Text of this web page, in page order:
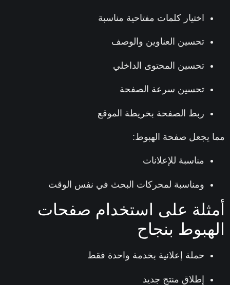
اختيار كلمات مفتاحية مناسبة
تحسين العناوين والوصف
تحسين المحتوى الداخلي
تحسين سرعة الصفحة
ربط الصفحة بخريطة الموقع
يجعل صفحة الهبوط:
مناسبة للإعلانات
ومناسبة لمحركات البحث في نفس الوقت
على استخدام صفحات
بنجاح
حملة إعلانية بخدمة واحدة فقط
إطلاق منتج جديد